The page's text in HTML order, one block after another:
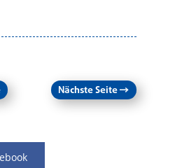
Nächste Seite→